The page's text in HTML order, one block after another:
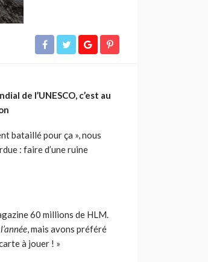
de l’UNESCO, c’est au
bataillé pour ça », nous
: faire d’une ruine
60 millions de HLM.
, mais avons préféré
à jouer ! »